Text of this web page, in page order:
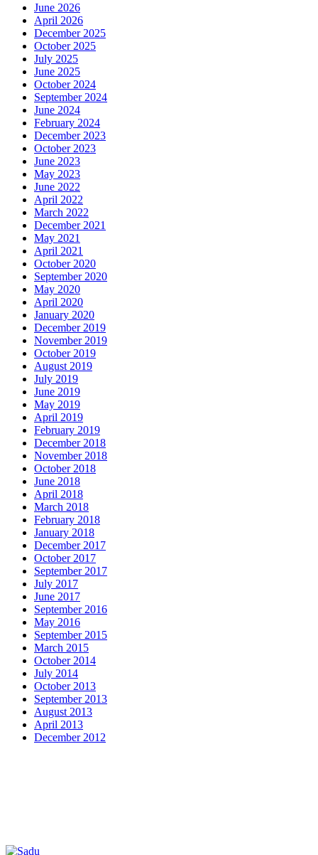
June 2026
April 2026
December 2025
October 2025
July 2025
June 2025
October 2024
September 2024
June 2024
February 2024
December 2023
October 2023
June 2023
May 2023
June 2022
April 2022
March 2022
December 2021
May 2021
April 2021
October 2020
September 2020
May 2020
April 2020
January 2020
December 2019
November 2019
October 2019
August 2019
July 2019
June 2019
May 2019
April 2019
February 2019
December 2018
November 2018
October 2018
June 2018
April 2018
March 2018
February 2018
January 2018
December 2017
October 2017
September 2017
July 2017
June 2017
September 2016
May 2016
September 2015
March 2015
October 2014
July 2014
October 2013
September 2013
August 2013
April 2013
December 2012